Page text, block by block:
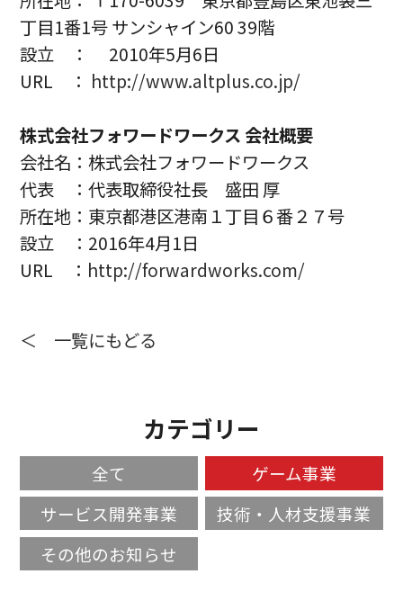
丁目1番1号 サンシャイン60 39階
設立 ： 2010年5月6日
URL ： http://www.altplus.co.jp/
株式会社フォワードワークス 会社概要
会社名：株式会社フォワードワークス
代表 ：代表取締役社長 盛田 厚
所在地：東京都港区港南１丁目６番２７号
設立 ：2016年4月1日
URL ： http://forwardworks.com/
＜ 一覧にもどる
カテゴリー
全て
ゲーム事業
サービス開発事業
技術・人材支援事業
その他のお知らせ